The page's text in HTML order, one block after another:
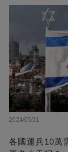
2024/05/21
各國運兵10萬